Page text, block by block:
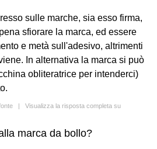
sulle marche, sia esso firma,
sfiorare la marca, ed essere
e metà sull'adesivo, altrimenti
In alternativa la marca si può
obliteratrice per intenderci)
| Visualizza la risposta completa su
marca da bollo?